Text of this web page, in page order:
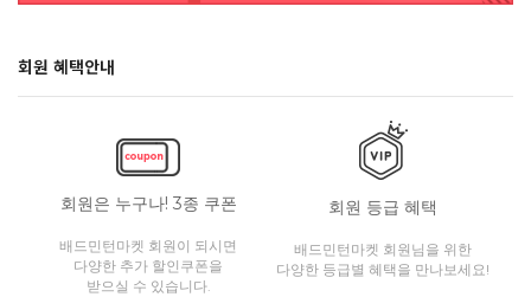
회원 혜택안내
회원은 누구나! 3종 쿠폰
배드민턴마켓 회원이 되시면
다양한 추가 할인쿠폰을
받으실 수 있습니다.
회원 등급 혜택
배드민턴마켓 회원님을 위한
다양한 등급별 혜택을 만나보세요!